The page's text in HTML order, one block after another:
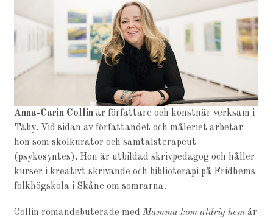
Anna-Carin Collin är författare och konstnär verksam i
Täby. Vid sidan av författandet och måleriet arbetar
hon som skolkurator och samtalsterapeut
(psykosyntes). Hon är utbildad skrivpedagog och håller
kurser i kreativt skrivande och biblioterapi på Fridhems
folkhögskola i Skåne om somrarna.
Collin romandebuterade medMamma kom aldrig hem år